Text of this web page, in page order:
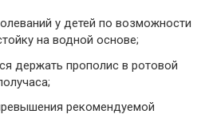
у детей по возможности
на водной основе;
держать прополис в ротовой
рекомендуемой